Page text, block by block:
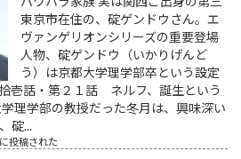
東京市在住の、碇ゲンドウさん。エ
ヴァンゲリオンシリーズの重要登場
人物、碇ゲンドウ（いかりげんど
う）は京都大学理学部卒という設定
壱話・第２１話 ネルフ、誕生という
理学部の教授だった冬月は、興味深い
碇...
投稿された